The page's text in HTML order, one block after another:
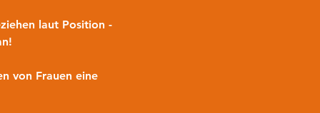
laut Position -
von Frauen eine